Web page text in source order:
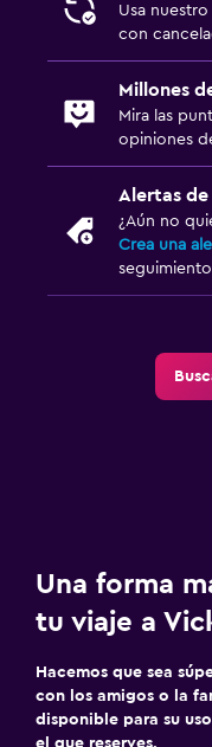
Plancha y tabla de
Zona de trabajo
Escritorio
Casino
Usa
con
Millones
Mira las
opiniones
Alertas
¿Aún no
Crea una
Una forma
tu viaje a
Hacemos que sea
con los amigos o la
disponible para su
el que reserves.